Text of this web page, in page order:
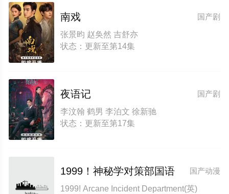
国产剧
南戏
张景昀 赵奂然 吉舒亦
状态：更新至第14集
国产剧
夜语记
李汶翰 鹤男 李泊文 徐新驰
状态：更新至第17集
国产动漫
1999！神秘学对策部国语
1999! Arcane Incident Department(英)